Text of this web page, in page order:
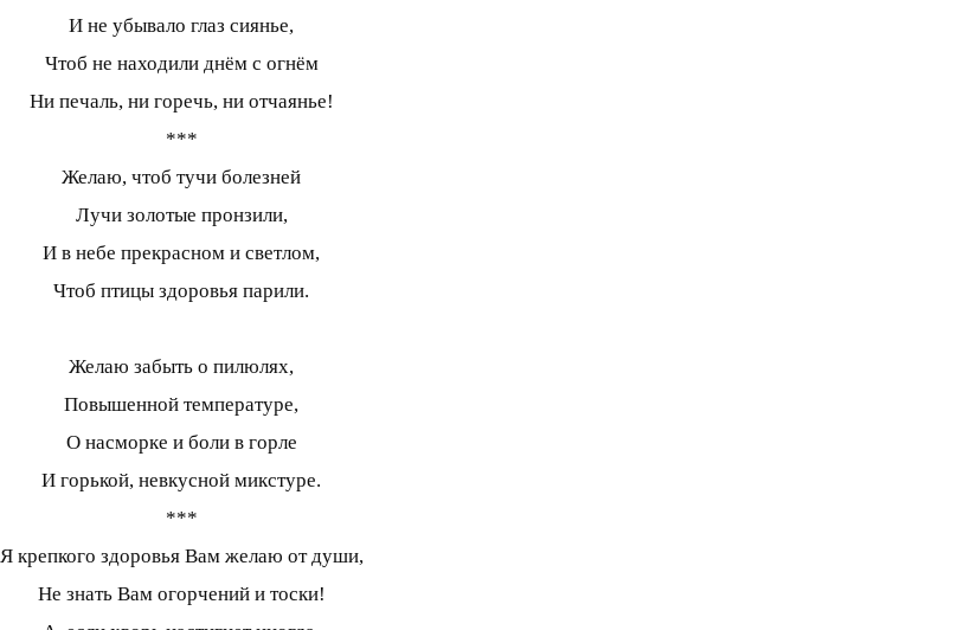
И не убывало глаз сиянье,
Чтоб не находили днём с огнём
Ни печаль, ни горечь, ни отчаянье!
***
Желаю, чтоб тучи болезней
Лучи золотые пронзили,
И в небе прекрасном и светлом,
Чтоб птицы здоровья парили.
Желаю забыть о пилюлях,
Повышенной температуре,
О насморке и боли в горле
И горькой, невкусной микстуре.
***
Я крепкого здоровья Вам желаю от души,
Не знать Вам огорчений и тоски!